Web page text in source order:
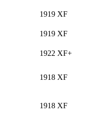
1919 XF
1919 XF
1922 XF+
1918 XF
1918 XF